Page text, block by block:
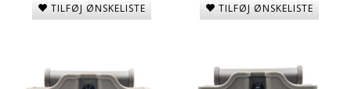
TILFØJ ØNSKELISTE TILFØJ ØNSKELISTE